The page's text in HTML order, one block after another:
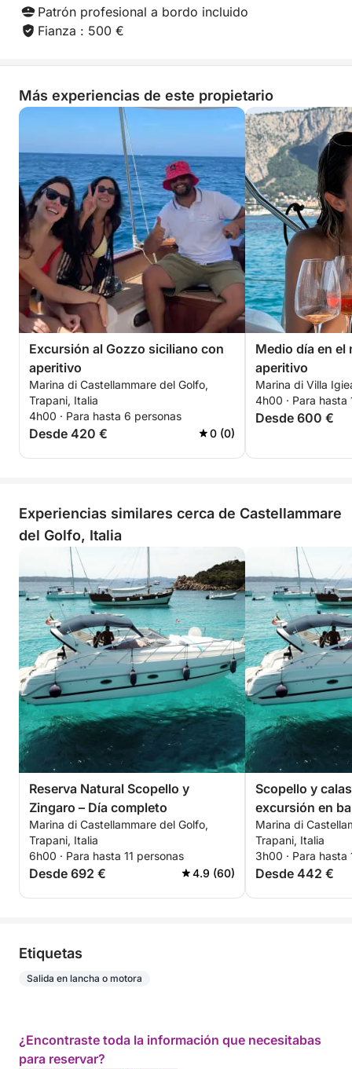
Patrón profesional a bordo incluido
Fianza : 500 €
Más experiencias de este propietario
Excursión al Gozzo siciliano con
aperitivo
Marina di Castellammare del Golfo,
Trapani, Italia
4h00 · Para hasta 6 personas
Desde 420 € 0 (0)
Medio día en el
aperitivo
Marina di Villa
4h00 · Para hasta
Desde 600 €
Experiencias similares cerca de Castellammare
del Golfo, Italia
Reserva Natural Scopello y
Zingaro – Día completo
Marina di Castellammare del Golfo,
Trapani, Italia
6h00 · Para hasta 11 personas
Desde 692 € 4.9 (60)
Scopello y
excursión en
Marina di
Trapani, Italia
3h00 · Para hasta
Desde 442 €
Etiquetas
Salida en lancha o motora
¿Encontraste toda la información que necesitabas
para reservar?